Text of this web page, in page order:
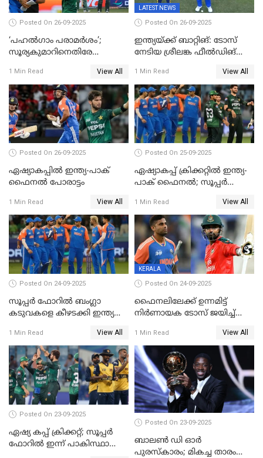
Posted On 26-09-2025
‘പഹൽഗാം പരാമർശം’;
സൂര്യകുമാറിനെതിരേ
ഹാരിസ് റൗഫിനും പിഴ ശിക്ഷ
1 Min Read View All
LATEST NEWS
Posted On 26-09-2025
ഇന്ത്യയ്ക്ക് ബാറ്റിങ്: ടോസ്
നേടിയ ശ്രീലങ്ക ഫീൽഡിങ്
1 Min Read View All
Posted On 26-09-2025
ഏഷ്യാകപ്പില്‍ ഇന്ത്യ-പാക്
ഫൈനല്‍ പോരാട്ടം
1 Min Read View All
Posted On 25-09-2025
ഏഷ്യാകപ്പ് ക്രിക്കറ്റിൽ ഇന്ത്യ-
പാക് ഫൈനല്‍; സൂപ്പർ
തോൽപിച്ച് പാകിസ്ഥാൻ
1 Min Read View All
Posted On 24-09-2025
സൂപ്പർ ഫോറിൽ ബംഗ്ലാ
കടുവകളെ കീഴടക്കി ഇന്ത്യ
1 Min Read View All
KERALA
Posted On 24-09-2025
ഫൈനലിലേക്ക് ഉന്നമിട്ട്
നിര്‍ണായക ടോസ് ജയിച്ച്
ഇന്ത്യയ്ക്ക് ബാറ്റിംഗ്
1 Min Read View All
Posted On 23-09-2025
ഏഷ്യ കപ്പ് ക്രിക്കറ്റ്; സൂപ്പര്‍
ഫോറിൽ ഇന്ന് പാകിസ്ഥാനും
Posted On 23-09-2025
ബാലണ്‍ ഡി ഓര്‍
പുരസ്‌കാരം; മികച്ച താരം